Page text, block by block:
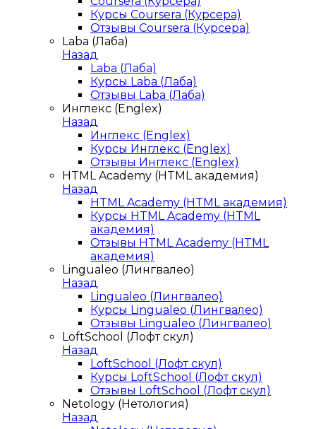
Курсы Coursera (Курсера)
Отзывы Coursera (Курсера)
Laba (Лаба)
Назад
Laba (Лаба)
Курсы Laba (Лаба)
Отзывы Laba (Лаба)
Инглекс (Englex)
Назад
Инглекс (Englex)
Курсы Инглекс (Englex)
Отзывы Инглекс (Englex)
HTML Academy (HTML академия)
Назад
HTML Academy (HTML академия)
Курсы HTML Academy (HTML
академия)
Отзывы HTML Academy (HTML
академия)
Lingualeo (Лингвалео)
Назад
Lingualeo (Лингвалео)
Курсы Lingualeo (Лингвалео)
Отзывы Lingualeo (Лингвалео)
LoftSchool (Лофт скул)
Назад
LoftSchool (Лофт скул)
Курсы LoftSchool (Лофт скул)
Отзывы LoftSchool (Лофт скул)
Netology (Нетология)
Назад